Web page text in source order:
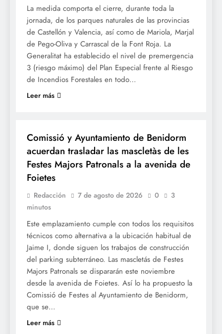
La medida comporta el cierre, durante toda la
jornada, de los parques naturales de las provincias
de Castellón y Valencia, así como de Mariola, Marjal
de Pego-Oliva y Carrascal de la Font Roja. La
Generalitat ha establecido el nivel de premergencia
3 (riesgo máximo) del Plan Especial frente al Riesgo
de Incendios Forestales en todo…
Leer más
Comissió y Ayuntamiento de Benidorm
acuerdan trasladar las mascletàs de les
Festes Majors Patronals a la avenida de
Foietes
Redacción 7 de agosto de 2026 0
3
minutos
Este emplazamiento cumple con todos los requisitos
técnicos como alternativa a la ubicación habitual de
Jaime I, donde siguen los trabajos de construcción
del parking subterráneo. Las mascletás de Festes
Majors Patronals se dispararán este noviembre
desde la avenida de Foietes. Así lo ha propuesto la
Comissió de Festes al Ayuntamiento de Benidorm,
que se…
Leer más